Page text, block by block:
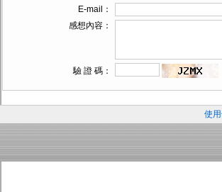
E-mail：
感想內容：
驗 證 碼：
使